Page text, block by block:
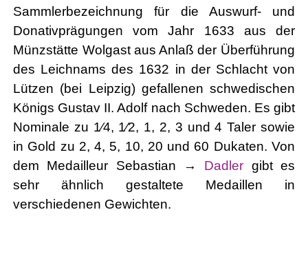
Sammlerbezeichnung für die Auswurf- und
Donativprägungen vom Jahr 1633 aus der
Münzstätte Wolgast aus Anlaß der Überführung
des Leichnams des 1632 in der Schlacht von
Lützen (bei Leipzig) gefallenen schwedischen
Königs Gustav II. Adolf nach Schweden. Es gibt
Nominale zu 1⁄4, 1⁄2, 1, 2, 3 und 4 Taler sowie
in Gold zu 2, 4, 5, 10, 20 und 60 Dukaten. Von
dem Medailleur Sebastian → Dadler gibt es
sehr ähnlich gestaltete Medaillen in
verschiedenen Gewichten.